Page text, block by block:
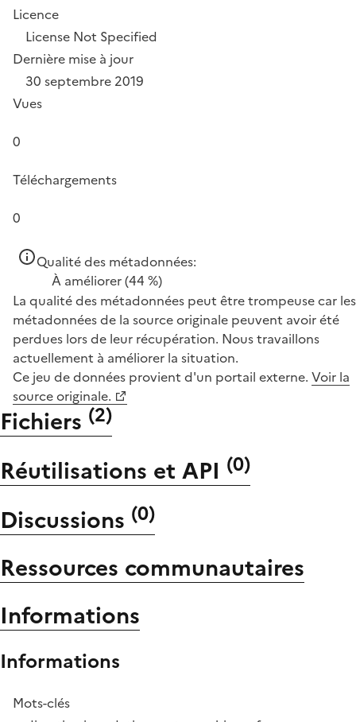
Licence
License Not Specified
Dernière mise à jour
30 septembre 2019
Vues
0
Téléchargements
0
Qualité des métadonnées:
À améliorer(44 %)
La qualité des métadonnées peut être trompeuse car les
métadonnées de la source originale peuvent avoir été
perdues lors de leur récupération. Nous travaillons
actuellement à améliorer la situation.
Ce jeu de données provient d'un portail externe. Voir la
source originale.
Fichiers (2)
Réutilisations et API (0)
Discussions (0)
Ressources communautaires
Informations
Informations
Mots-clés